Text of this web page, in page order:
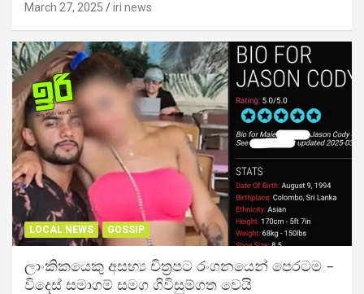
March 27, 2025 iri news
LOCAL NEWS GOSSIP
ලාංකිකයෙකු අසභ්‍ය චිත්‍රපට රංගනයෙන් පෙරටම –
විදෙස් සමාගම් සමග ගිවිසුම්ගත වෙයි